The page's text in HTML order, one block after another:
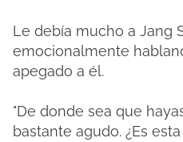
Le debía mucho a Jang
emocionalmente
apegado a él.
"De donde sea que
bastante agudo. ¿Es